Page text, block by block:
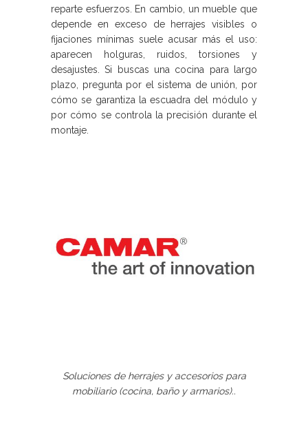
reparte esfuerzos. En cambio, un mueble que
depende en exceso de herrajes visibles o
fijaciones mínimas suele acusar más el uso:
aparecen holguras, ruidos, torsiones y
desajustes. Si buscas una cocina para largo
plazo, pregunta por el sistema de unión, por
cómo se garantiza la escuadra del módulo y
por cómo se controla la precisión durante el
montaje.
Soluciones de herrajes y accesorios para
mobiliario (cocina, baño y armarios)..